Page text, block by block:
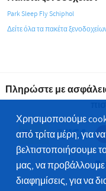
Park Sleep Fly Schiphol
Δείτε όλα τα πακέτα
Πληρώστε με
Χρησιμοποιούμε
από τρίτα μέρη, για
βελτιστοποιήσουμε
μας, να προβάλλουμε
διαφημίσεις, για να